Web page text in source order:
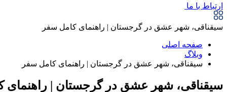
ارتباط با ما
سیقناقی، شهر عشق در گرجستان | راهنمای کامل سفر
صفحه اصلی
وبلاگ
سیقناقی، شهر عشق در گرجستان | راهنمای کامل سفر
سیقناقی، شهر عشق در گرجستان | راهنمای